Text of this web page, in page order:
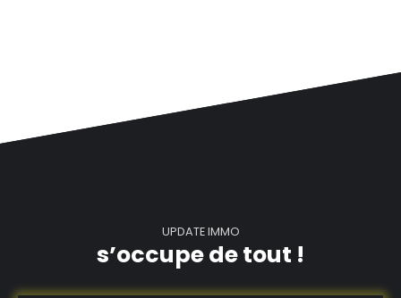
UPDATE IMMO
s’occupe de tout !